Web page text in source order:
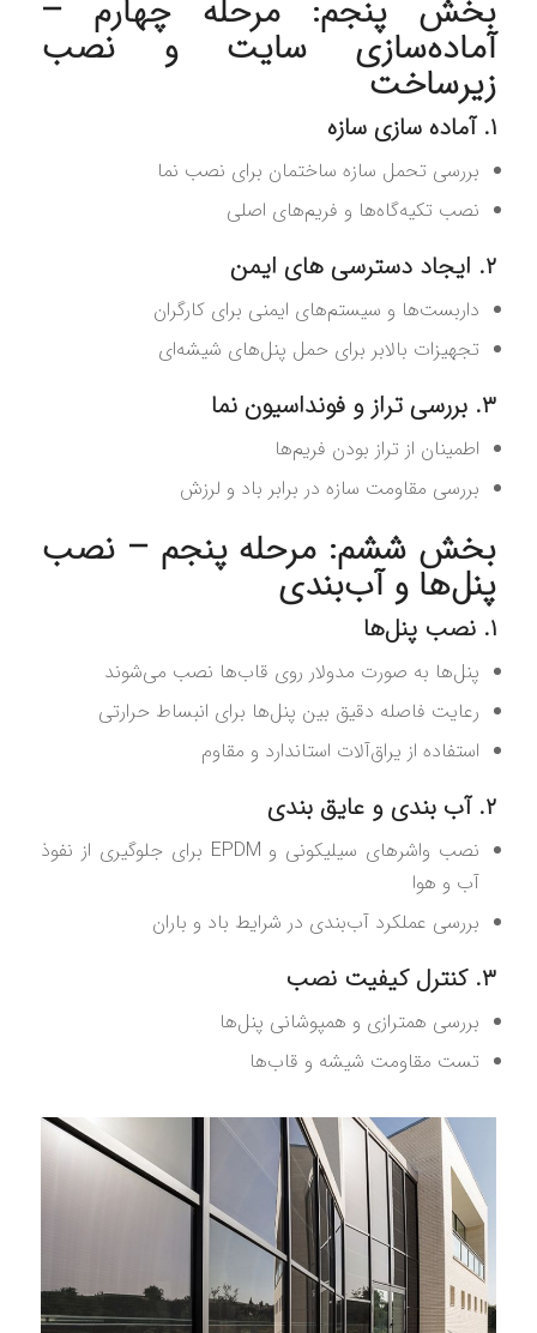
بخش پنجم: مرحله چهارم –
آماده‌سازی سایت و نصب
زیرساخت
۱. آماده‌ سازی سازه
بررسی تحمل سازه ساختمان برای نصب نما
نصب تکیه‌گاه‌ها و فریم‌های اصلی
۲. ایجاد دسترسی‌ های ایمن
داربست‌ها و سیستم‌های ایمنی برای کارگران
تجهیزات بالابر برای حمل پنل‌های شیشه‌ای
۳. بررسی تراز و فونداسیون نما
اطمینان از تراز بودن فریم‌ها
بررسی مقاومت سازه در برابر باد و لرزش
بخش ششم: مرحله پنجم – نصب
پنل‌ها و آب‌بندی
۱. نصب پنل‌ها
پنل‌ها به صورت مدولار روی قاب‌ها نصب می‌شوند
رعایت فاصله دقیق بین پنل‌ها برای انبساط حرارتی
استفاده از یراق‌آلات استاندارد و مقاوم
۲. آب‌ بندی و عایق‌ بندی
نصب واشرهای سیلیکونی و EPDM برای جلوگیری از نفوذ
آب و هوا
بررسی عملکرد آب‌بندی در شرایط باد و باران
۳. کنترل کیفیت نصب
بررسی همترازی و همپوشانی پنل‌ها
تست مقاومت شیشه و قاب‌ها